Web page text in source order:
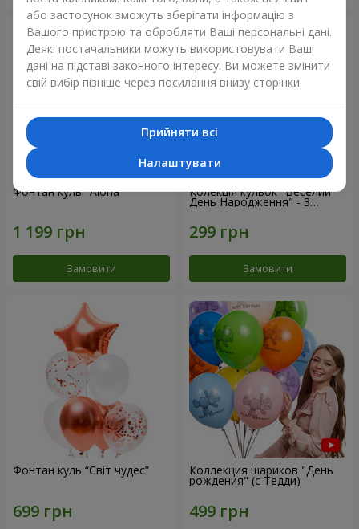
Фонтан куль "Aloha"
Замовити
Колекція кульок "Веселий
День Народження" - 3
кульки
Замовити
Фонтан куль “Світ чудес” Коллекция шариков "День
рождения" (с Тедди)
або застосунок зможуть зберігати інформацію з
Вашого пристрою та обробляти Ваші персональні дані.
Деякі постачальники можуть використовувати Ваші
дані на підставі законного інтересу. Ви можете змінити
свій вибір пізніше через посилання внизу сторінки.
Прийняти всі
Налаштувати